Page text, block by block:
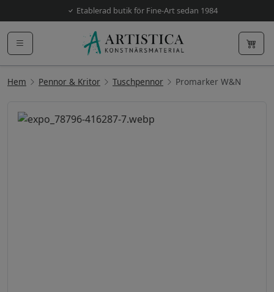
Etablerad butik för Fine-Art sedan 1984
Hem Pennor & Kritor Tuschpennor Promarker W&N